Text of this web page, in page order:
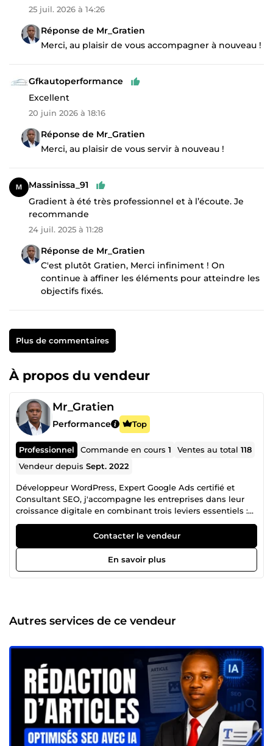
25 juil. 2026 à 14:26
Réponse de Mr_Gratien
Merci, au plaisir de vous accompagner à nouveau !
Gfkautoperformance
Excellent
20 juin 2026 à 18:16
Réponse de Mr_Gratien
Merci, au plaisir de vous servir à nouveau !
Massinissa_91
Gradient à été très professionnel et à l’écoute. Je
recommande
24 juil. 2025 à 11:28
Réponse de Mr_Gratien
C'est plutôt Gratien, Merci infiniment ! On
continue à affiner les éléments pour atteindre les
objectifs fixés.
Plus de commentaires
À propos du vendeur
Mr_Gratien
Performance Top
Professionnel Commande en cours1 Ventes au total118
Vendeur depuisSept. 2022
Développeur WordPress, Expert Google Ads certifié et
Consultant SEO, j'accompagne les entreprises dans leur
croissance digitale en combinant trois leviers essentiels :
un site web performant, une visibilité optimisée sur les
moteurs de recherche, et des campagnes publicitaires
rentables. Cette approche à 360° me permet de proposer
des solutions cohérentes, où chaque compétence renforce
les autres pour maximiser vos résultats : plus de trafic
digitales capable de transformer votre présence en ligne
endroit. Je suis consultant en marketing digital et
fondateur de Nevomaster, une agence spécialisée dans la
création de sites WordPress, le référencement naturel
(SEO) et la publicité en ligne (Google Ads et Facebook
Ads). Depuis plus de 6 ans, j'accompagne les
entrepreneurs, les PME et les entreprises dans la
conception de solutions digitales performantes, pensées
pour attirer des visiteurs qualifiés, inspirer confiance et
générer davantage de prospects et de ventes. Mon
Contacter le vendeur
En savoir plus
Autres services de ce vendeur